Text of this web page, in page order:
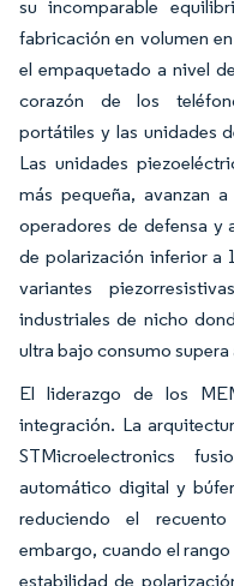
su incomparable
fabricación en volumen
el empaquetado a nivel
corazón de los
portátiles y las unidades
Las unidades
más pequeña, avanzan
operadores de defensa y
de polarización inferior a
variantes
industriales de nicho
ultra bajo consumo
El liderazgo de los
integración. La
STMicroelectronics
automático digital y
reduciendo el
embargo, cuando el
estabilidad de